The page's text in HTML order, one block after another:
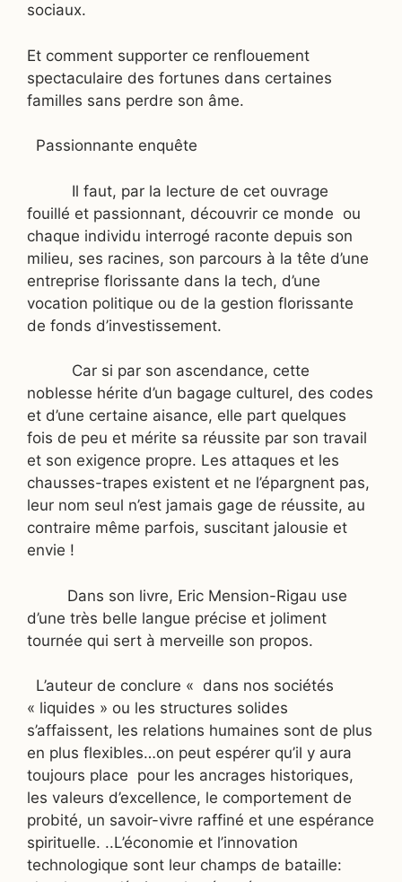
sociaux.
Et comment supporter ce renflouement
spectaculaire des fortunes dans certaines
familles sans perdre son âme.
Passionnante enquête
Il faut, par la lecture de cet ouvrage
fouillé et passionnant, découvrir ce monde ou
chaque individu interrogé raconte depuis son
milieu, ses racines, son parcours à la tête d’une
entreprise florissante dans la tech, d’une
vocation politique ou de la gestion florissante
de fonds d’investissement.
Car si par son ascendance, cette
noblesse hérite d’un bagage culturel, des codes
et d’une certaine aisance, elle part quelques
fois de peu et mérite sa réussite par son travail
et son exigence propre. Les attaques et les
chausses-trapes existent et ne l’épargnent pas,
leur nom seul n’est jamais gage de réussite, au
contraire même parfois, suscitant jalousie et
envie !
Dans son livre, Eric Mension-Rigau use
d’une très belle langue précise et joliment
tournée qui sert à merveille son propos.
L’auteur de conclure « dans nos sociétés
« liquides » ou les structures solides
s’affaissent, les relations humaines sont de plus
en plus flexibles…on peut espérer qu’il y aura
toujours place pour les ancrages historiques,
les valeurs d’excellence, le comportement de
probité, un savoir-vivre raffiné et une espérance
spirituelle. ..L’économie et l’innovation
technologique sont leur champs de bataille: